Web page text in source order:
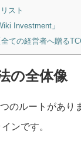
スト
Investment」
ての経営者へ贈る
の全体像
のルートがあり
ンです。